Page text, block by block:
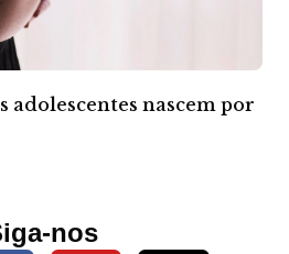
adolescentes nascem por
nos